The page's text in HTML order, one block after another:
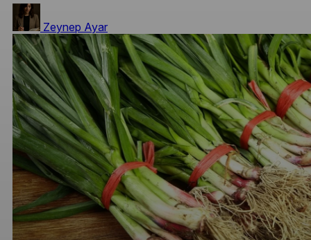
Zeynep Ayar